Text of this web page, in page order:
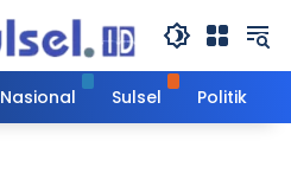
Nasional Sulsel Politik